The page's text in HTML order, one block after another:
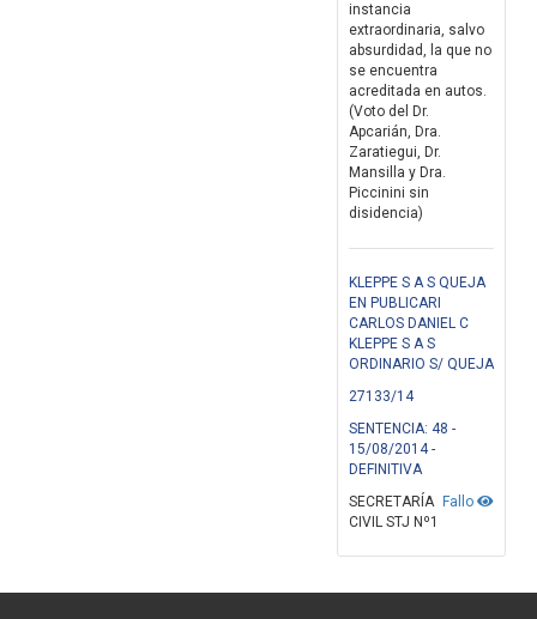
instancia
extraordinaria, salvo
absurdidad, la que no
se encuentra
acreditada en autos.
(Voto del Dr.
Apcarián, Dra.
Zaratiegui, Dr.
Mansilla y Dra.
Piccinini sin
disidencia)
KLEPPE S A S QUEJA
EN PUBLICARI
CARLOS DANIEL C
KLEPPE S A S
ORDINARIO S/ QUEJA
27133/14
SENTENCIA: 48 -
15/08/2014 -
DEFINITIVA
Fallo
SECRETARÍA
CIVIL STJ Nº1